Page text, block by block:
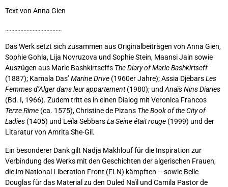
Text von Anna Gien
……………………………….
Das Werk setzt sich zusammen aus Originalbeiträgen von Anna Gien,
Sophie Gohla, Lija Novruzova und Sophie Stein, Maansi Jain sowie
Auszügen aus Marie Bashkirtseffs The Diary of Marie Bashkirtseff
(1887); Kamala Das’Marine Drive (1960er Jahre); Assia DjebarsLes
Femmes d’Alger dans leur appartement(1980); undAnaïs Nins Diaries
(Bd. I, 1966). Zudem tritt es in einen Dialog mit Veronica Francos
Terze Rime (ca. 1575), Christine de Pizans The Book of the City of
Ladies (1405) und Leïla SebbarsLa Seine était rouge (1999) und der
Litaratur von Amrita She-Gil.
Ein besonderer Dank gilt Nadja Makhlouf für die Inspiration zur
Verbindung des Werks mit den Geschichten der algerischen Frauen,
die im National Liberation Front (FLN) kämpften – sowie Belle
Douglas für das Material zu den Ouled Naïl und Camila Pastor de